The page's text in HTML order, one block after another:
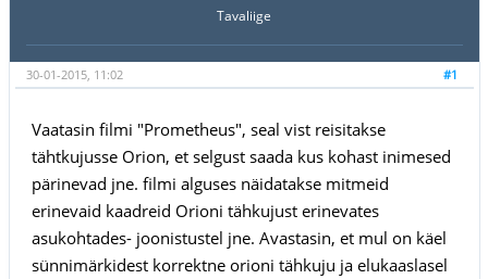
Tavaliige
#1
30-01-2015, 11:02
Vaatasin filmi "Prometheus", seal vist reisitakse
tähtkujusse Orion, et selgust saada kus kohast inimesed
pärinevad jne. filmi alguses näidatakse mitmeid
erinevaid kaadreid Orioni tähkujust erinevates
asukohtades- joonistustel jne. Avastasin, et mul on käel
sünnimärkidest korrektne orioni tähkuju ja elukaaslasel